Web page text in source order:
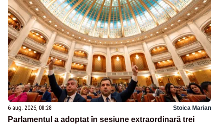
6 aug. 2026, 08:28 Stoica Marian
Parlamentul a adoptat în sesiune extraordinară trei